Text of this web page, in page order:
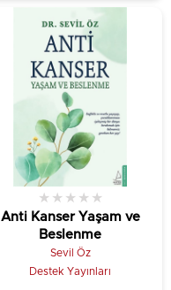
Anti Kanser Yaşam ve
Beslenme
★ ★ ★ ★ ★
Sevil Öz
Destek Yayınları